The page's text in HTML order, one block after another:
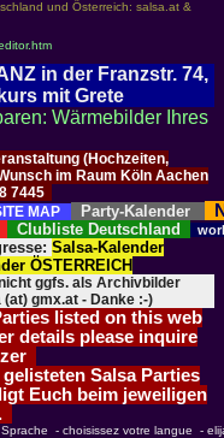
und Österreich: salsa.at &
in der Franzstr. 74,
mit Grete
Wärmebilder Ihres
(Hochzeiten,
im Raum Köln Aachen
7445
MAP
Party-Kalender
Clubliste Deutschland
Salsa-Kalender
ÖSTERREICH
ggfs. als Archivbilder
gmx.at - Danke :-)
listed on this web
details please inquire
Salsa Parties
Euch beim jeweiligen
- choisissez votre langue -